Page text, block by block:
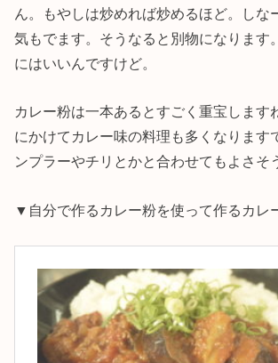
ん。もやしは炒めれば炒めるほど。しな
気もでます。そうなると別物になります
にはいいんですけど。
カレー粉は一本あるとすごく重宝します
にかけてカレー味の料理も多くなります
ンプラーやチリとかと合わせてもよさそ
▼自分で作るカレー粉を使って作るカレ